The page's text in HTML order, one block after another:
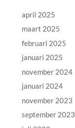
april 2025
maart 2025
februari 2025
januari 2025
november 2024
januari 2024
november 2023
september 2023